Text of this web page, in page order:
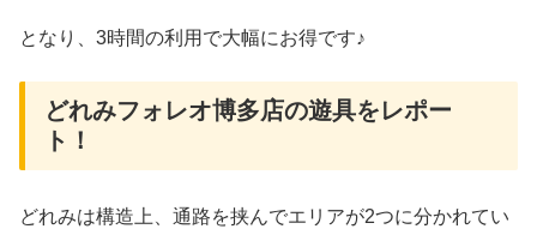
となり、3時間の利用で大幅にお得です♪
どれみフォレオ博多店の遊具をレポー
ト！
どれみは構造上、通路を挟んでエリアが2つに分かれてい